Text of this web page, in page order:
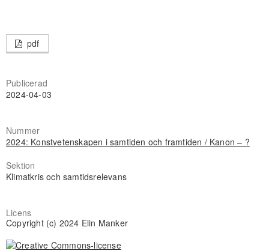
pdf
Publicerad
2024-04-03
Nummer
2024: Konstvetenskapen i samtiden och framtiden / Kanon – ?
Sektion
Klimatkris och samtidsrelevans
Licens
Copyright (c) 2024 Elin Manker